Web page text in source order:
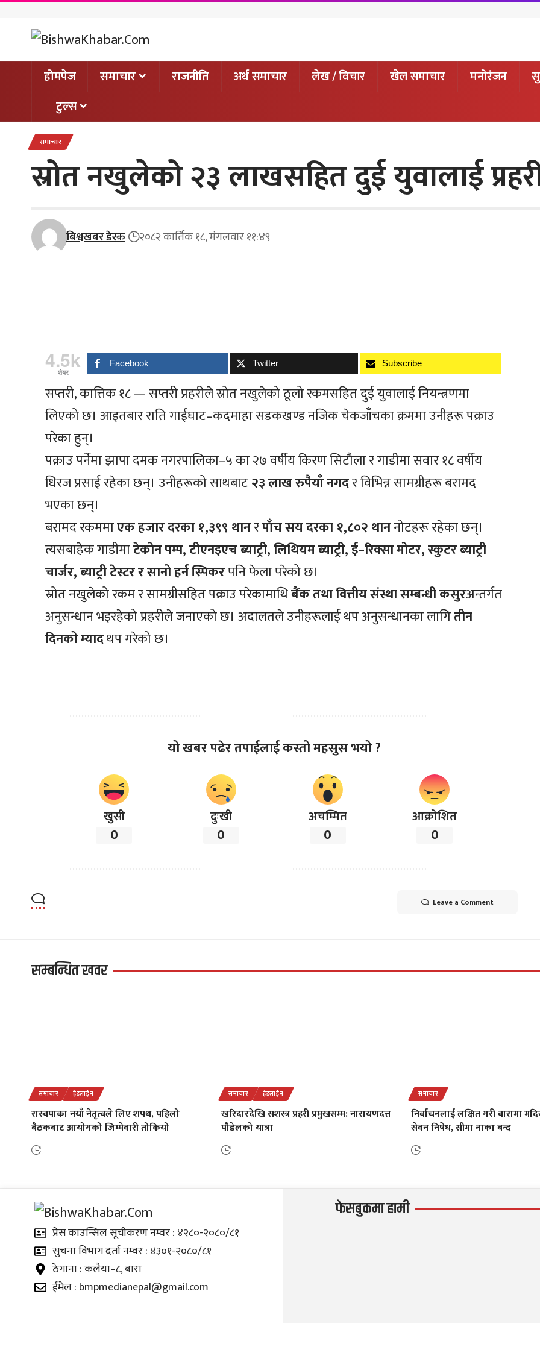
होमपेज समाचार राजनीति अर्थ समाचार लेख / विचार खेल समाचार मनोरंजन
टुल्स
समाचार
स्रोत नखुलेको २३ लाखसहित दुई युवालाई
बिश्वखबर डेस्क २०८२ कार्तिक १८, मंगलवार ११:४९
4.5k
शेयर
Facebook Twitter Subscribe
सप्तरी, कात्तिक १८ — सप्तरी प्रहरीले स्रोत नखुलेको ठूलो रकमसहित दुई युवालाई नियन्त्रणमा
लिएको छ। आइतबार राति गाईघाट–कदमाहा सडकखण्ड नजिक चेकजाँचका क्रममा उनीहरू पक्राउ
परेका हुन्।
पक्राउ पर्नेमा झापा दमक नगरपालिका–५ का २७ वर्षीय किरण सिटौला र गाडीमा सवार १८ वर्षीय
धिरज प्रसाई रहेका छन्। उनीहरूको साथबाट२३ लाख रुपैयाँ नगदर विभिन्न सामग्रीहरू बरामद
भएका छन्।
बरामद रकममाएक हजार दरका १,३९९ थानरपाँच सय दरका १,८०२ थाननोटहरू रहेका छन्।
त्यसबाहेक गाडीमाटेकोन पम्प, टीएनइएच ब्याट्री, लिथियम ब्याट्री, ई–रिक्सा मोटर, स्कुटर ब्याट्री
चार्जर, ब्याट्री टेस्टर र सानो हर्न स्पिकरपनि फेला परेको छ।
स्रोत नखुलेको रकम र सामग्रीसहित पक्राउ परेकामाथिबैंक तथा वित्तीय संस्था सम्बन्धी कसुरअन्तर्गत
अनुसन्धान भइरहेको प्रहरीले जनाएको छ। अदालतले उनीहरूलाई थप अनुसन्धानका लागितीन
दिनको म्यादथप गरेको छ।
यो खबर पढेर तपाईलाई कस्तो महसुस भयो ?
खुसी
0
दुःखी
0
अचम्मित
0
आक्रोशित
0
Leave a Comment
सम्बन्धित खवर
समाचार हेडलाईन
रास्वपाका नयाँ नेतृत्वले लिए शपथ, पहिलो
बैठकबाट आयोगको जिम्मेवारी तोकियो
समाचार हेडलाईन
खरिदारदेखि सशस्त्र प्रहरी प्रमुखसम्म: नारायणदत्त
पौडेलको यात्रा
समाचार
निर्वाचनलाई लक्षित गरी बारामा
सेवन निषेध, सीमा नाका बन्द
प्रेस काउन्सिल सूचीकरण नम्वर : ४२८०-२०८०/८१
सुचना विभाग दर्ता नम्वर : ४३०१-२०८०/८१
ठेगाना : कलैया–८, बारा
ईमेल : bmpmedianepal@gmail.com
फेसबुकमा हामी